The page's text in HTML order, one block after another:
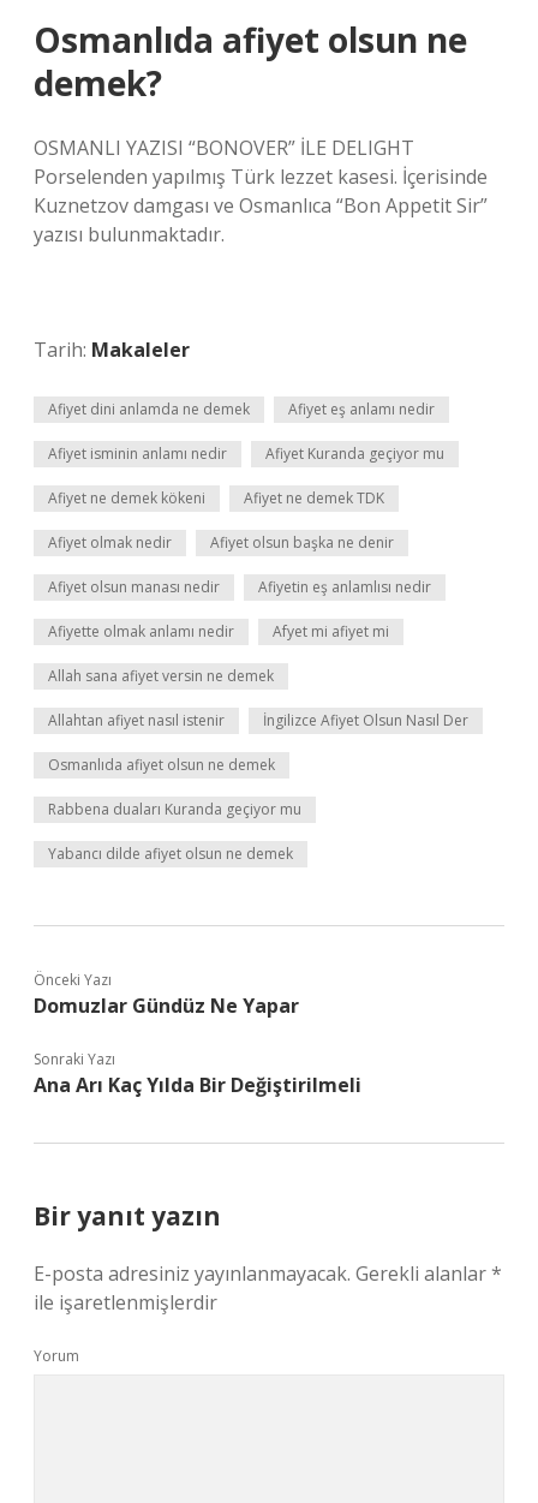
Osmanlıda afiyet olsun ne
demek?
OSMANLI YAZISI “BONOVER” İLE DELIGHT
Porselenden yapılmış Türk lezzet kasesi. İçerisinde
Kuznetzov damgası ve Osmanlıca “Bon Appetit Sir”
yazısı bulunmaktadır.
Tarih: Makaleler
Afiyet dini anlamda ne demek Afiyet eş anlamı nedir
Afiyet isminin anlamı nedir Afiyet Kuranda geçiyor mu
Afiyet ne demek kökeni Afiyet ne demek TDK
Afiyet olmak nedir Afiyet olsun başka ne denir
Afiyet olsun manası nedir Afiyetin eş anlamlısı nedir
Afiyette olmak anlamı nedir Afyet mi afiyet mi
Allah sana afiyet versin ne demek
Allahtan afiyet nasıl istenir İngilizce Afiyet Olsun Nasıl Der
Osmanlıda afiyet olsun ne demek
Rabbena duaları Kuranda geçiyor mu
Yabancı dilde afiyet olsun ne demek
Önceki Yazı
Domuzlar Gündüz Ne Yapar
Sonraki Yazı
Ana Arı Kaç Yılda Bir Değiştirilmeli
Bir yanıt yazın
E-posta adresiniz yayınlanmayacak. Gerekli alanlar*
ile işaretlenmişlerdir
Yorum